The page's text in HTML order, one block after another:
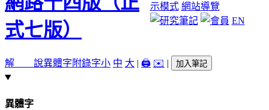
示模式 網站導覽
EN
解 說異體字 附錄字小 中 大 | 🖨️ ✉️ | 加入筆記
異體字